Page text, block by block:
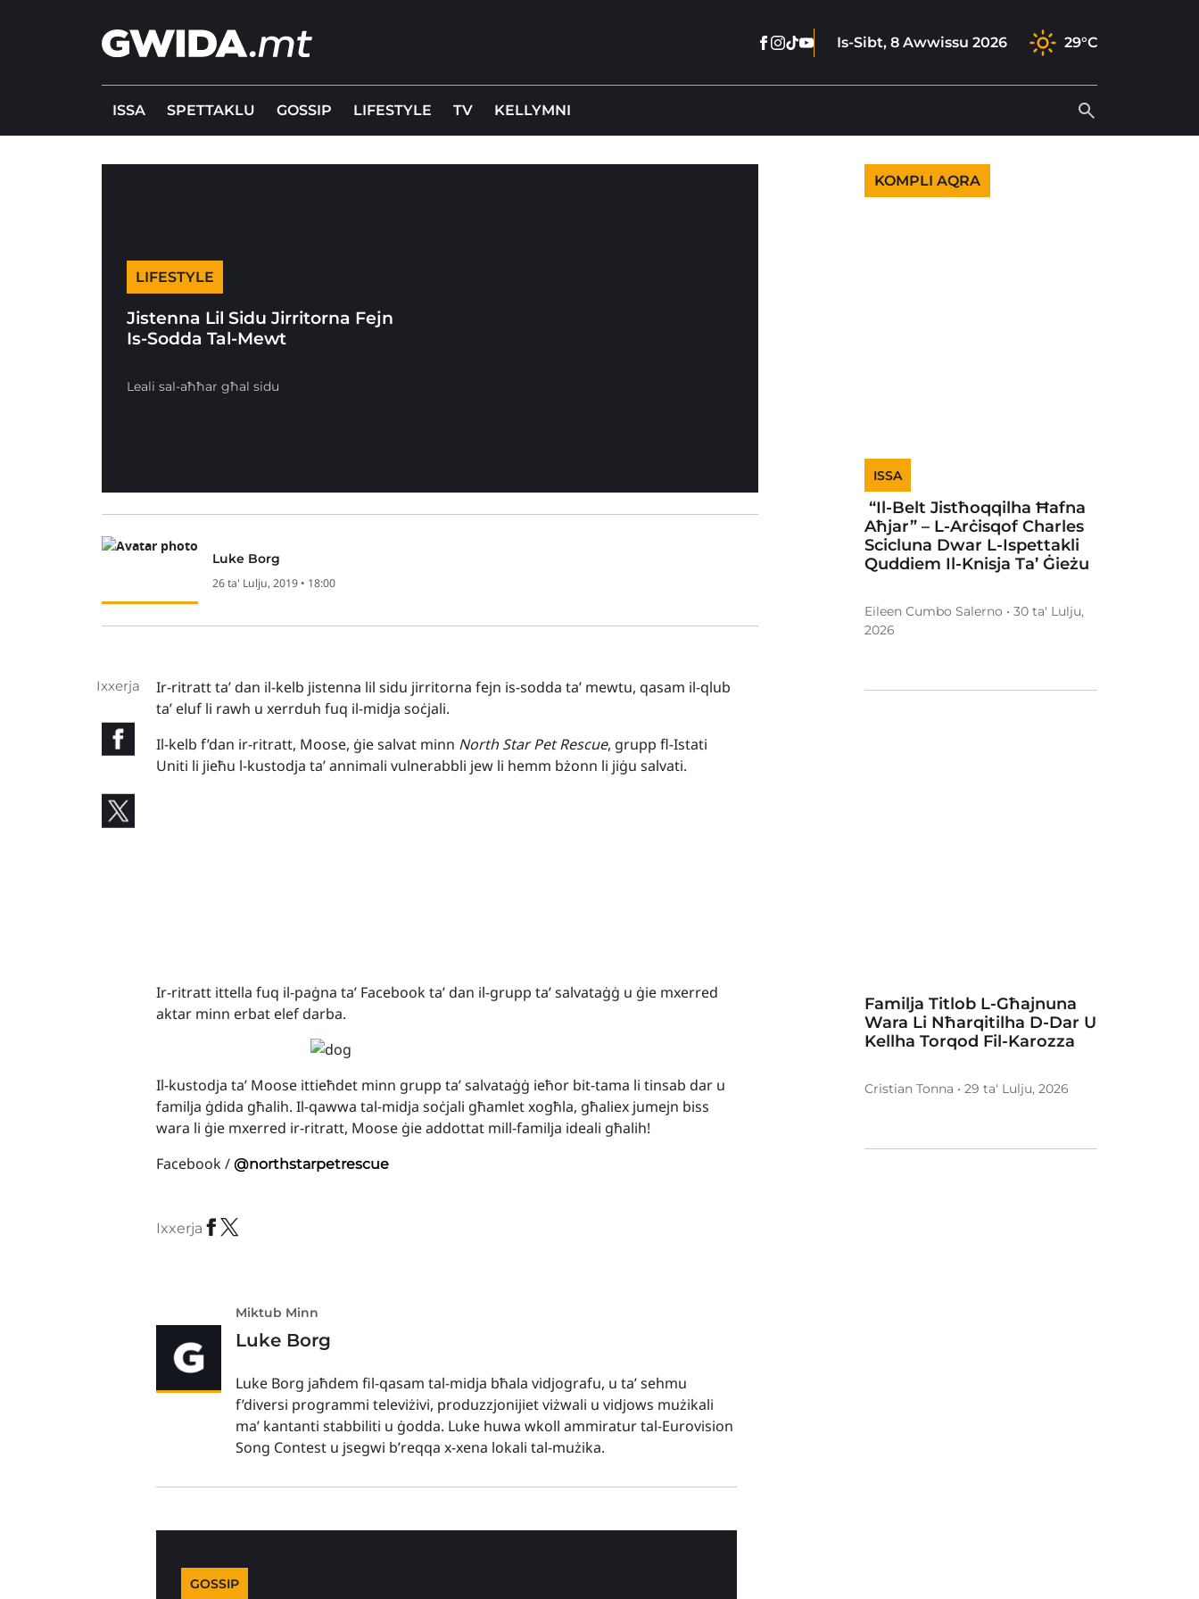
Facebook
Instagram
Tiktok
YoutubeIs-Sibt, 8 Awwissu 2026 29°C
ISSA SPETTAKLU GOSSIP LIFESTYLE TV KELLYMNI
LIFESTYLE
Jistenna Lil Sidu Jirritorna Fejn
Is-Sodda Tal-Mewt
Leali sal-aħħar għal sidu
Luke Borg
26 ta' Lulju, 2019 • 18:00
Ixxerja
Ir-ritratt ta’ dan il-kelb jistenna lil sidu jirritorna fejn is-sodda ta’ mewtu, qasam il-qlub
ta’ eluf li rawh u xerrduh fuq il-midja soċjali.
Il-kelb f’dan ir-ritratt, Moose, ġie salvat minn North Star Pet Rescue, grupp fl-Istati
Uniti li jieħu l-kustodja ta’ annimali vulnerabbli jew li hemm bżonn li jiġu salvati.
Ir-ritratt ittella fuq il-paġna ta’ Facebook ta’ dan il-grupp ta’ salvataġġ u ġie mxerred
aktar minn erbat elef darba.
Il-kustodja ta’ Moose ittieħdet minn grupp ta’ salvataġġ ieħor bit-tama li tinsab dar u
familja ġdida għalih. Il-qawwa tal-midja soċjali għamlet xogħla, għaliex jumejn biss
wara li ġie mxerred ir-ritratt, Moose ġie addottat mill-familja ideali għalih!
Facebook /@northstarpetrescue
Ixxerja
Miktub Minn
Luke Borg
Luke Borg jaħdem fil-qasam tal-midja bħala vidjografu, u ta’ sehmu
f’diversi programmi televiżivi, produzzjonijiet viżwali u vidjows mużikali
ma’ kantanti stabbiliti u ġodda. Luke huwa wkoll ammiratur tal-Eurovision
Song Contest u jsegwi b’reqqa x-xena lokali tal-mużika.
GOSSIP
KOMPLI AQRA
ISSA
“Il-Belt Jistħoqqilha Ħafna
Aħjar” – L-Arċisqof Charles
Scicluna Dwar L-Ispettakli
Quddiem Il-Knisja Ta’ Ġieżu
Eileen Cumbo Salerno • 30 ta' Lulju,
2026
Familja Titlob L-Għajnuna
Wara Li Nħarqitilha D-Dar U
Kellha Torqod Fil-Karozza
Cristian Tonna • 29 ta' Lulju, 2026